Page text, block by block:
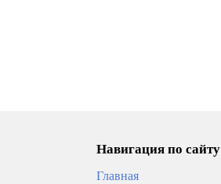
Навигация по сайту
Главная